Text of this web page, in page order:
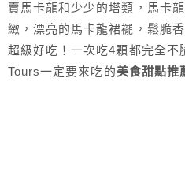
賣馬卡龍和少少的塔類，馬卡
緻，漂亮的馬卡龍裙襬，鬆脆
超級好吃！一次吃4顆都完全不
Tours一定要來吃的美食甜點推